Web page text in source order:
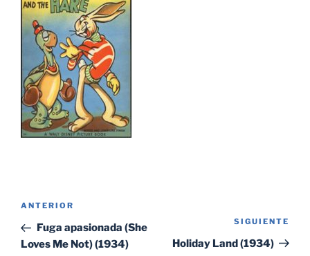
Navegación
entradas
Entrada
anterior:
ANTERIOR
Fuga apasionada (She
Loves Me Not) (1934)
SIGUIENTE
Holiday Land (1934)